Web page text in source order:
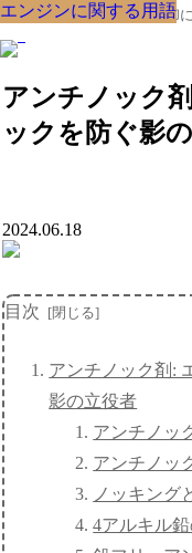
クルマの大辞典、購入･売却
アンチノック
ックを防ぐ影
エンジンに関する用語
2024.06.18
目次
アンチノック剤:
影の立役者
アンチノッ
アンチノッ
ノッキング
4アルキル
エンジンに関する用語
エンジンに関する用語
エンジンに関する用語
エンジンに関する用語
エンジンに関する用語
エンジンに関する用語
エンジンに関する用語
エンジンに関する用語